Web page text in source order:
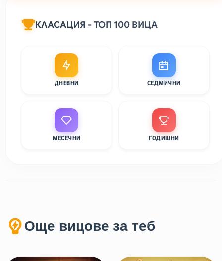
КЛАСАЦИЯ - ТОП 100 ВИЦА
ДНЕВНИ СЕДМИЧНИ
МЕСЕЧНИ ГОДИШНИ
Още вицове за теб